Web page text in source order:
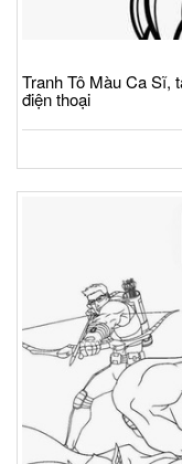
Tranh Tô Màu Ca Sĩ,
điện thoại